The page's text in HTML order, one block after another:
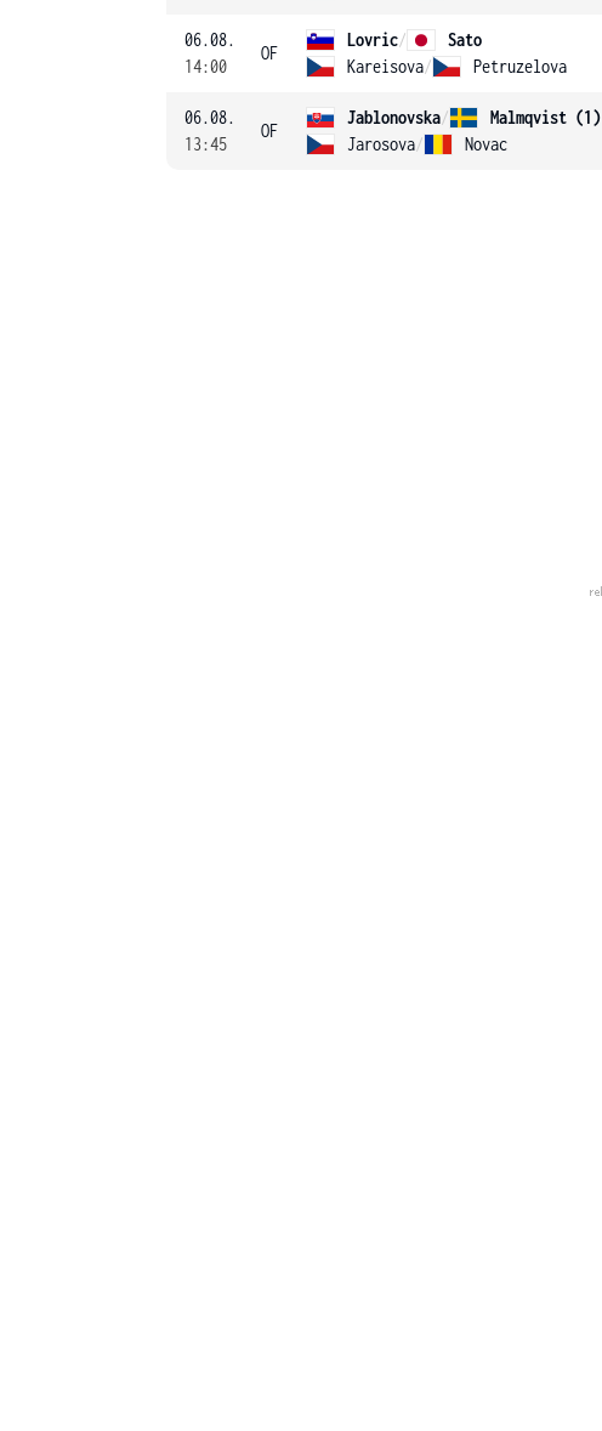
06.08.
14:00
OF
Lovric/
Sato
Kareisova/ Petruzelova
06.08.
13:45
OF
Jablonovska/
Malmqvist (1)
Jarosova/ Novac